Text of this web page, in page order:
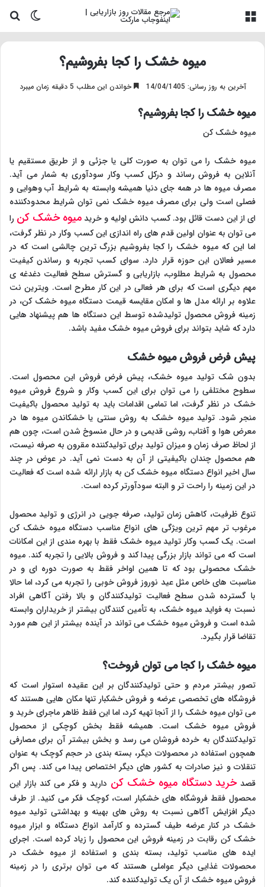
تغییر
میوه خشک را کجا بفروشیم؟
آخرین به روز رسانی: 14/04/1405 خواندن این مطلب 5 دقیقه زمان میبرد
میوه خشک را کجا بفروشیم؟
میوه خشک کن
میوه خشک را می توان به صورت کلی یا جزئی و از طریق مستقیم یا
آنلاین به فروش رساند و درکل کسب وکار سودآوری به شمار می آید.
مصرف میوه ها در همه جای دنیا همیشه وابسته به شرایط آب وهوایی و
فصلی است ولی برای مصرف میوه خشک نمی توان شرایط محدودکننده
ای از این دست قائل بود. کسب دانش اولیه و خریدمیوه خشک کن را
می توان به عنوان اولین قدم های راه اندازی این کسب وکار در نظر گرفت،
اما این که میوه خشک را کجا بفروشیم بزرگ ترین چالشی است که در
مسیر فعالان این حوزه قرار دارد. سوای کسب تجربه و رساندن کیفیت
محصول به شرایط مطلوب، بازاریابی و گسترش سطح فعالیت دغدغه ی
مهم دیگری است که برای هر فعالی در این کار مطرح است. ویترین نت
علاوه بر ارائه مدل ها و امکان مقایسه قیمت دستگاه میوه خشک کن، در
زمینه فروش محصول تولیدشده توسط این دستگاه ها هم پیشنهاد هایی
دارد که شاید بتواند برای فروش میوه خشک مفید باشد.
پیش فرض فروش میوه خشک
بدون شک تولید میوه خشک، پیش فرض فروش این محصول است.
سطوح مختلفی را می توان برای این کسب وکار و شروع فروش میوه
خشک در نظر گرفت، اما تمامی اقدامات باید به تولید محصول باکیفیت
منجر شود. تولید میوه خشک به روش سنتی یا خشکاندن میوه ها در
معرض هوا و آفتاب، روشی قدیمی و در حال منسوخ شدن است، چون هم
از لحاظ صرف زمان و میزان تولید برای تولیدکننده مقرون به صرفه نیست،
هم محصول چندان باکیفیتی از آن به دست نمی آید. در عوض در چند
سال اخیر انواع دستگاه میوه خشک کن به بازار ارائه شده است که فعالیت
در این زمینه را راحت تر و البته سودآورتر کرده است.
تنوع ظرفیت، کاهش زمان تولید، صرفه جویی در انرژی و تولید محصول
مرغوب تر مهم ترین ویژگی های انواع مناسب دستگاه میوه خشک کن
است. یک کسب وکار تولید میوه خشک فقط با بهره مندی از این امکانات
است که می تواند بازار بزرگی پیدا کند و فروش بالایی را تجربه کند. میوه
خشک محصولی بود که تا همین اواخر فقط به صورت دوره ای و در
مناسبت های خاص مثل عید نوروز فروش خوبی را تجربه می کرد، اما حالا
با گسترده شدن سطح فعالیت تولیدکنندگان و بالا رفتن آگاهی افراد
نسبت به فواید میوه خشک، به تأمین کنندگان بیشتر از خریداران وابسته
شده است و فروش میوه خشک می تواند در آینده بیشتر از این هم مورد
تقاضا قرار بگیرد.
میوه خشک را کجا می توان فروخت؟
تصور بیشتر مردم و حتی تولیدکنندگان بر این عقیده استوار است که
فروشگاه های تخصصی عرضه و فروش خشکبار تنها مکان هایی هستند که
می توان میوه خشک را از آنجا تهیه کرد، اما این فقط ظاهر ماجرای خرید و
فروش میوه خشک است. همیشه فقط بخش کوچکی از محصول
تولیدکنندگان به خرده فروشان می رسد و بخش بیشتر آن برای مصارفی
همچون استفاده در محصولات دیگر، بسته بندی در حجم کوچک به عنوان
تنقلات و نیز صادرات به کشور های دیگر اختصاص پیدا می کند. پس اگر
قصدخرید دستگاه میوه خشک کن دارید و فکر می کند بازار این
محصول فقط فروشگاه های خشکبار است، کوچک فکر می کنید. از طرف
دیگر افزایش آگاهی نسبت به روش های بهینه و بهداشتی تولید میوه
خشک در کنار عرضه طیف گسترده و کارآمد انواع دستگاه و ابزار میوه
خشک کن رقابت در زمینه فروش این محصول را زیاد کرده است. اجرای
ایده های مناسب تولید، بسته بندی و استفاده از میوه خشک در
محصولات غذایی دیگر عواملی هستند که می توان برتری را در زمینه
فروش میوه خشک از آن یک تولیدکننده کند.